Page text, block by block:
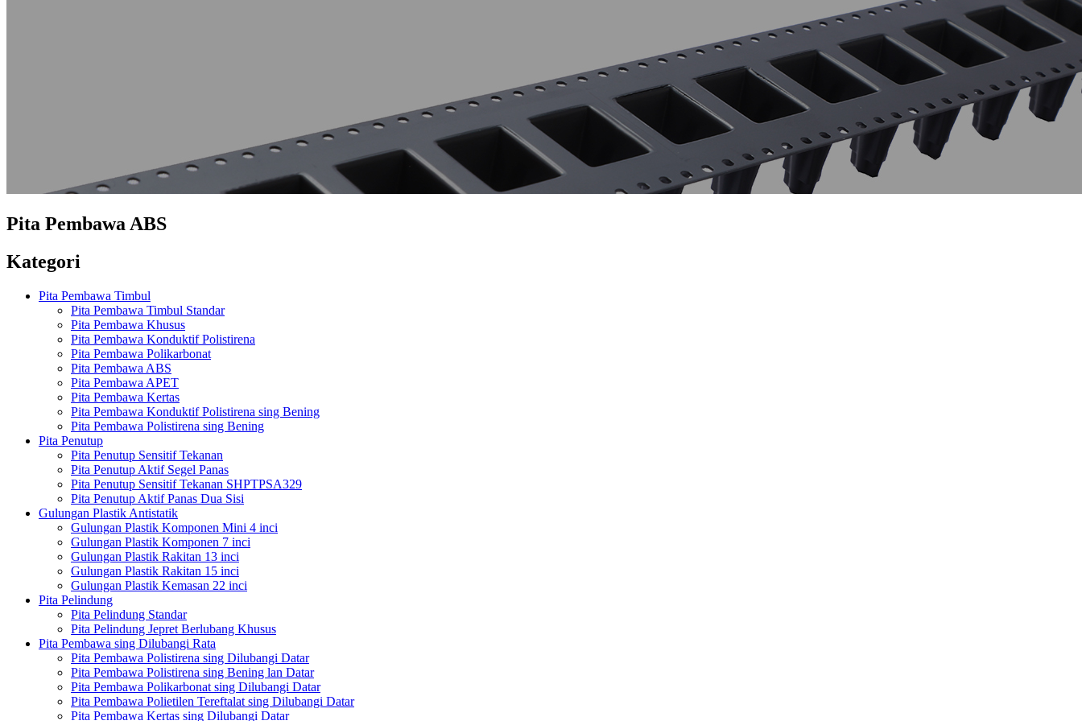
Pita Pembawa ABS
Kategori
Pita Pembawa Timbul
Pita Pembawa Timbul Standar
Pita Pembawa Khusus
Pita Pembawa Konduktif Polistirena
Pita Pembawa Polikarbonat
Pita Pembawa ABS
Pita Pembawa APET
Pita Pembawa Kertas
Pita Pembawa Konduktif Polistirena sing Bening
Pita Pembawa Polistirena sing Bening
Pita Penutup
Pita Penutup Sensitif Tekanan
Pita Penutup Aktif Segel Panas
Pita Penutup Sensitif Tekanan SHPTPSA329
Pita Penutup Aktif Panas Dua Sisi
Gulungan Plastik Antistatik
Gulungan Plastik Komponen Mini 4 inci
Gulungan Plastik Komponen 7 inci
Gulungan Plastik Rakitan 13 inci
Gulungan Plastik Rakitan 15 inci
Gulungan Plastik Kemasan 22 inci
Pita Pelindung
Pita Pelindung Standar
Pita Pelindung Jepret Berlubang Khusus
Pita Pembawa sing Dilubangi Rata
Pita Pembawa Polistirena sing Dilubangi Datar
Pita Pembawa Polistirena sing Bening lan Datar
Pita Pembawa Polikarbonat sing Dilubangi Datar
Pita Pembawa Polietilen Tereftalat sing Dilubangi Datar
Pita Pembawa Kertas sing Dilubangi Datar